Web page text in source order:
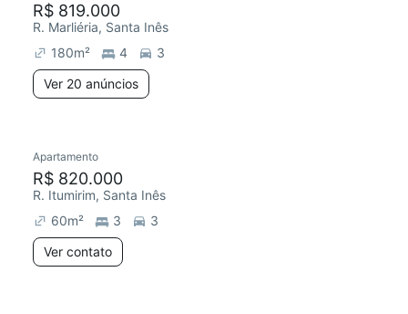
R$ 819.000
R. Marliéria, Santa Inês
180m² 4
3
Ver 20 anúncios
Apartamento
R$ 820.000
R. Itumirim, Santa Inês
60m² 3
3
Ver contato